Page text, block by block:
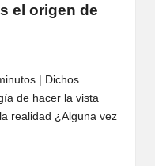
el origen de
| Dichos
de hacer la vista
realidad ¿Alguna vez